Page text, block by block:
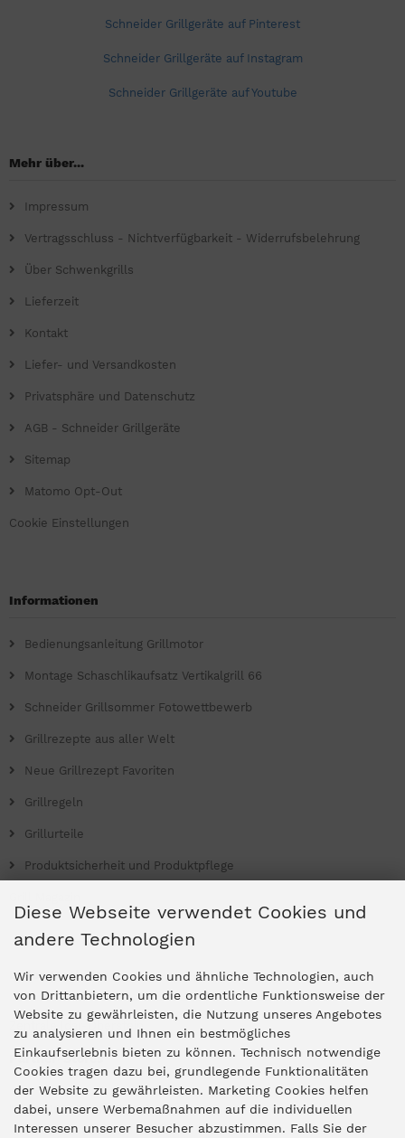
Schneider Grillgeräte auf Pinterest
Schneider Grillgeräte auf Instagram
Schneider Grillgeräte auf Youtube
Mehr über...
Impressum
Vertragsschluss - Nichtverfügbarkeit - Widerrufsbelehrung
Über Schwenkgrills
Lieferzeit
Kontakt
Liefer- und Versandkosten
Privatsphäre und Datenschutz
AGB - Schneider Grillgeräte
Sitemap
Matomo Opt-Out
Cookie Einstellungen
Informationen
Bedienungsanleitung Grillmotor
Montage Schaschlikaufsatz Vertikalgrill 66
Schneider Grillsommer Fotowettbewerb
Grillrezepte aus aller Welt
Neue Grillrezept Favoriten
Grillregeln
Grillurteile
Produktsicherheit und Produktpflege
Ladengeschäfte
Zentrale Idar-Oberstein
Partner-Stores
"Deko 409" Bernkastel-Kues
Diese Webseite verwendet Cookies und
andere Technologien
Wir verwenden Cookies und ähnliche Technologien, auch
von Drittanbietern, um die ordentliche Funktionsweise der
Website zu gewährleisten, die Nutzung unseres Angebotes
zu analysieren und Ihnen ein bestmögliches
Einkaufserlebnis bieten zu können. Technisch notwendige
Cookies tragen dazu bei, grundlegende Funktionalitäten
der Website zu gewährleisten. Marketing Cookies helfen
dabei, unsere Werbemaßnahmen auf die individuellen
Interessen unserer Besucher abzustimmen. Falls Sie der